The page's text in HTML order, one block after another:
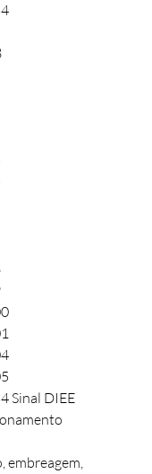
Sinal DIEE
embreagem,